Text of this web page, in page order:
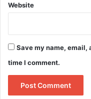
Website
Save my name, email,
time I comment.